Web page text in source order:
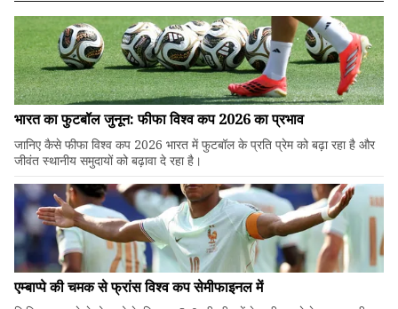
भारत का फुटबॉल जुनून: फीफा विश्व कप 2026 का प्रभाव
जानिए कैसे फीफा विश्व कप 2026 भारत में फुटबॉल के प्रति प्रेम को बढ़ा रहा है और
जीवंत स्थानीय समुदायों को बढ़ावा दे रहा है।
एम्बाप्पे की चमक से फ्रांस विश्व कप सेमीफाइनल में